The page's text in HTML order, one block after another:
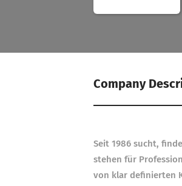
Company
Seit 1986 sucht,
stehen für
von klar definierten